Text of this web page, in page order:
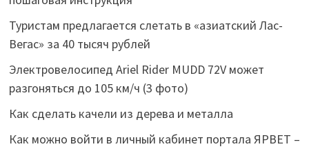
Туристам предлагается слетать в «азиатский Лас-
Вегас» за 40 тысяч рублей
Электровелосипед Ariel Rider MUDD 72V может
разгоняться до 105 км/ч (3 фото)
Как сделать качели из дерева и металла
Как можно войти в личный кабинет портала ЯРВЕТ –